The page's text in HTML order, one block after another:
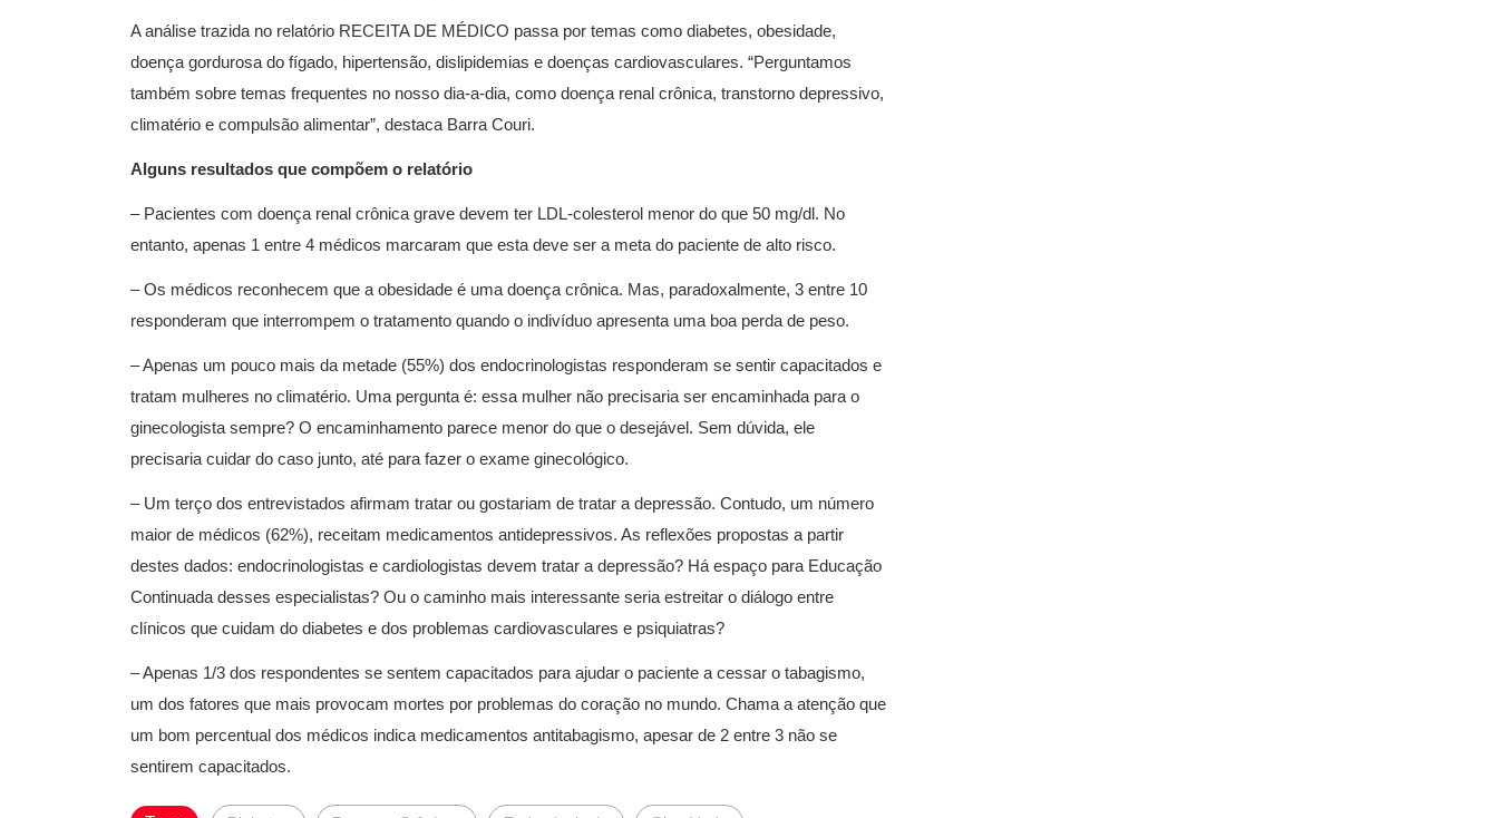
A análise trazida no relatório RECEITA DE MÉDICO passa por temas como diabetes, obesidade,
doença gordurosa do fígado, hipertensão, dislipidemias e doenças cardiovasculares. “Perguntamos
também sobre temas frequentes no nosso dia-a-dia, como doença renal crônica, transtorno depressivo,
climatério e compulsão alimentar”, destaca Barra Couri.
Alguns resultados que compõem o relatório
– Pacientes com doença renal crônica grave devem ter LDL-colesterol menor do que 50 mg/dl. No
entanto, apenas 1 entre 4 médicos marcaram que esta deve ser a meta do paciente de alto risco.
– Os médicos reconhecem que a obesidade é uma doença crônica. Mas, paradoxalmente, 3 entre 10
responderam que interrompem o tratamento quando o indivíduo apresenta uma boa perda de peso.
– Apenas um pouco mais da metade (55%) dos endocrinologistas responderam se sentir capacitados e
tratam mulheres no climatério. Uma pergunta é: essa mulher não precisaria ser encaminhada para o
ginecologista sempre? O encaminhamento parece menor do que o desejável. Sem dúvida, ele
precisaria cuidar do caso junto, até para fazer o exame ginecológico.
– Um terço dos entrevistados afirmam tratar ou gostariam de tratar a depressão. Contudo, um número
maior de médicos (62%), receitam medicamentos antidepressivos. As reflexões propostas a partir
destes dados: endocrinologistas e cardiologistas devem tratar a depressão? Há espaço para Educação
Continuada desses especialistas? Ou o caminho mais interessante seria estreitar o diálogo entre
clínicos que cuidam do diabetes e dos problemas cardiovasculares e psiquiatras?
– Apenas 1/3 dos respondentes se sentem capacitados para ajudar o paciente a cessar o tabagismo,
um dos fatores que mais provocam mortes por problemas do coração no mundo. Chama a atenção que
um bom percentual dos médicos indica medicamentos antitabagismo, apesar de 2 entre 3 não se
sentirem capacitados.